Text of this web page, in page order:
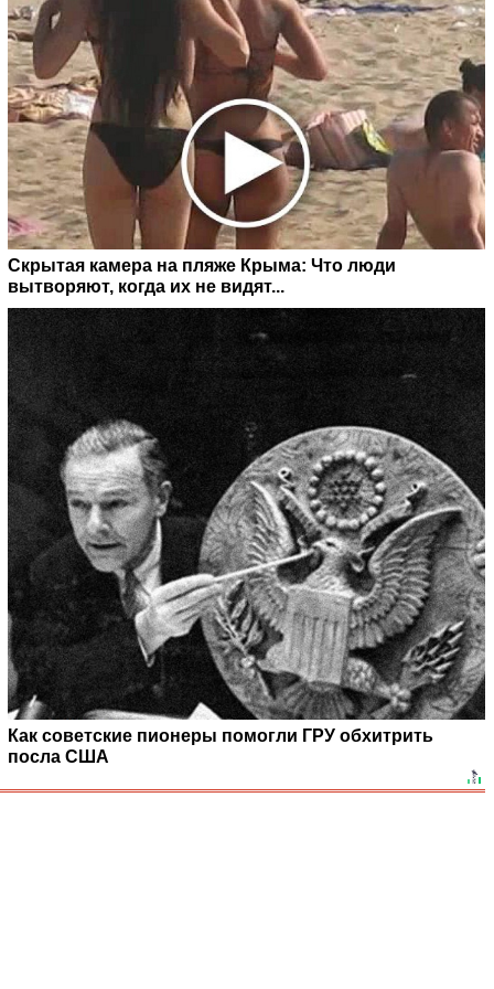
Скрытая камера на пляже Крыма: Что люди
вытворяют, когда их не видят...
Как советские пионеры помогли ГРУ обхитрить
посла США